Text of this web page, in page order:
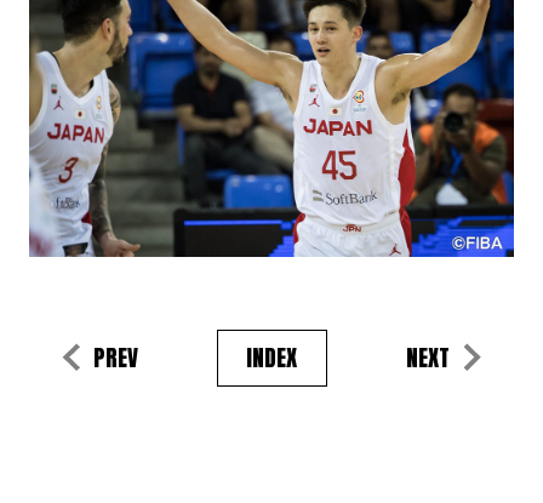
PREV INDEX NEXT